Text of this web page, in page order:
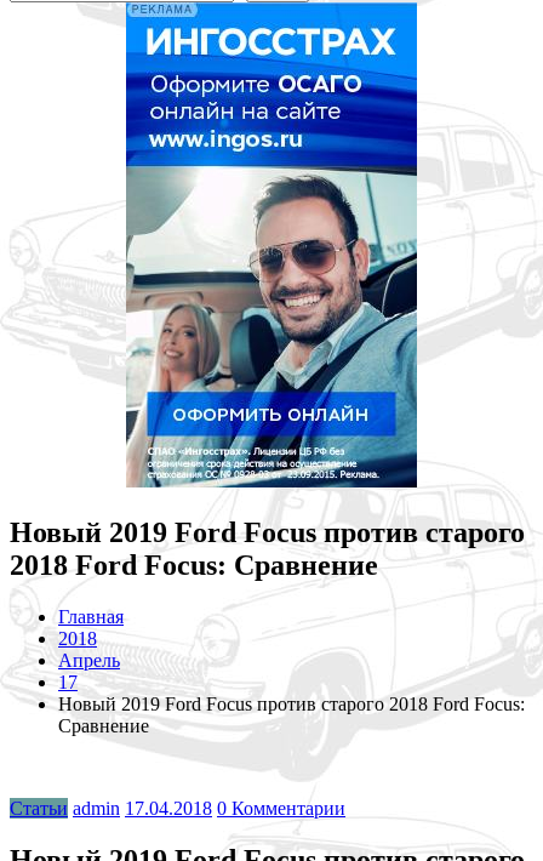
Новый 2019 Ford Focus против старого
2018 Ford Focus: Сравнение
Главная
2018
Апрель
17
Новый 2019 Ford Focus против старого 2018 Ford Focus:
Сравнение
Статьи admin 17.04.2018 0 Комментарии